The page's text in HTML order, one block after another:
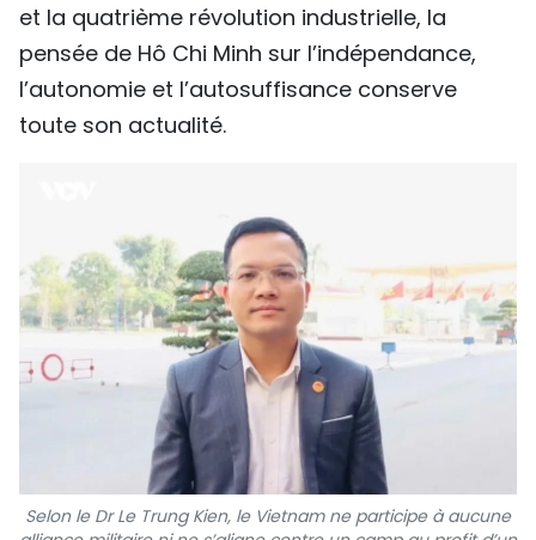
et la quatrième révolution industrielle, la
pensée de Hô Chi Minh sur l’indépendance,
l’autonomie et l’autosuffisance conserve
toute son actualité.
Selon le Dr Le Trung Kien, le Vietnam ne participe à aucune